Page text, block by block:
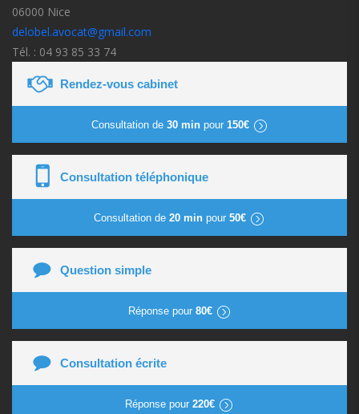
06000 Nice
delobel.avocat@gmail.com
Tél. : 04 93 85 33 74
Rendez-vous cabinet
Consultation de 30 minpour 150€
Consultation téléphonique
Consultation de 20 min pour 50€
Question simple
Réponse pour 80€
Consultation écrite
Réponse pour 220€